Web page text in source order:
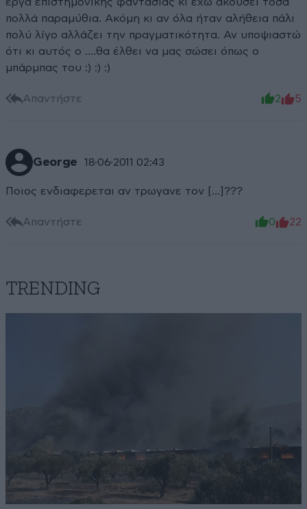
πολλά παραμύθια. Ακόμη κι αν όλα ήταν αλήθεια πάλι
πολύ λίγο αλλάζει την πραγματικότητα. Αν υποψιαστώ
ότι κι αυτός ο ....θα έλθει να μας σώσει όπως ο
μπάρμπας του :) :) :)
Απαντήστε 2 5
George 18·06·2011 02:43
Ποιος ενδιαφερεται αν τρωγανε τον [...]???
Απαντήστε 0 22
TRENDING